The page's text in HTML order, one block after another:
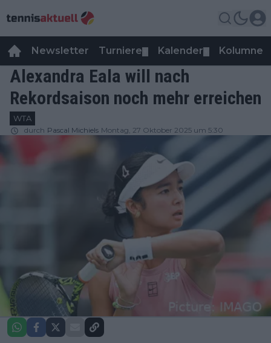
Newsletter Turniere Kalender Kolumnen
Alexandra Eala will nach
Rekordsaison noch mehr erreichen
WTA
durch Pascal Michiels Montag, 27 Oktober 2025 um 5:30